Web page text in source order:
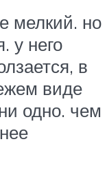
мелкий. но
у него
в
виде
одно. чем